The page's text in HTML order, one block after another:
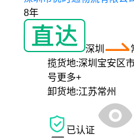
8年
深圳
揽货地:深圳宝安区
号更多+
卸货地:江苏常州
已认证